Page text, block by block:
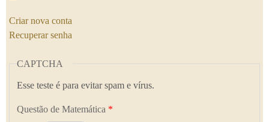
Criar nova conta
Recuperar senha
CAPTCHA
Esse teste é para evitar spam e vírus.
Questão de Matemática *